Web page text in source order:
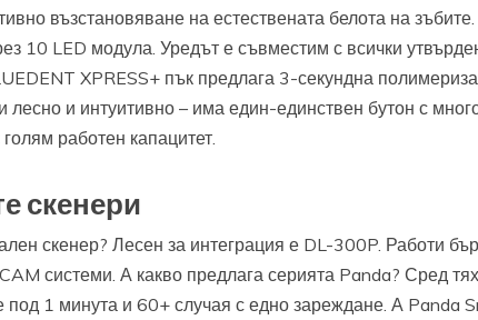
възстановяване на естествената белота на
10 LED модула. Уредът е съвместим с всички
XPRESS+ пък предлага 3-секундна
лесно и интуитивно – има един-единствен бутон с
работен капацитет.
скенери
скенер? Лесен за интеграция е DL-300P. Работи
системи. А какво предлага серията Panda? Сред
под 1 минута и 60+ случая с едно зареждане. А Panda